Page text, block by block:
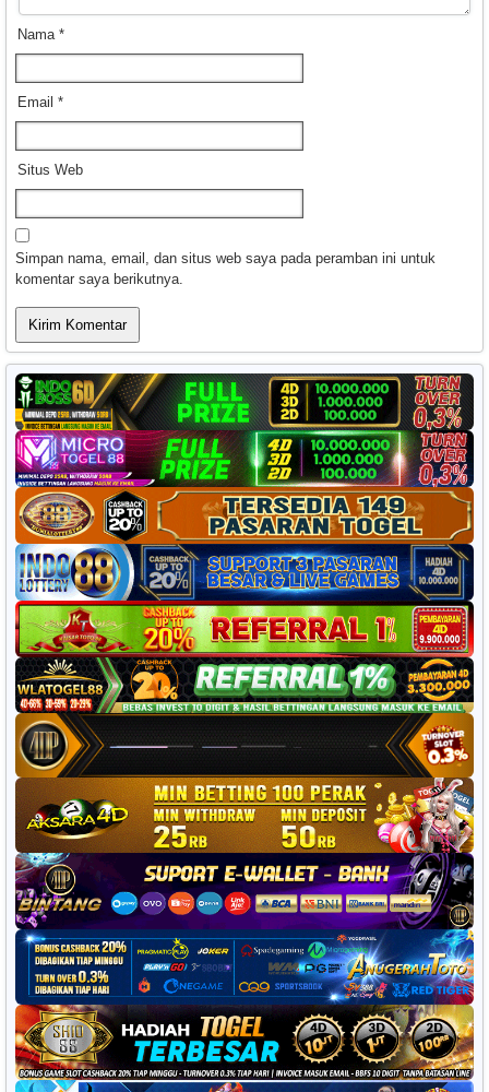
Nama *
Email *
Situs Web
Simpan nama, email, dan situs web saya pada peramban ini untuk
komentar saya berikutnya.